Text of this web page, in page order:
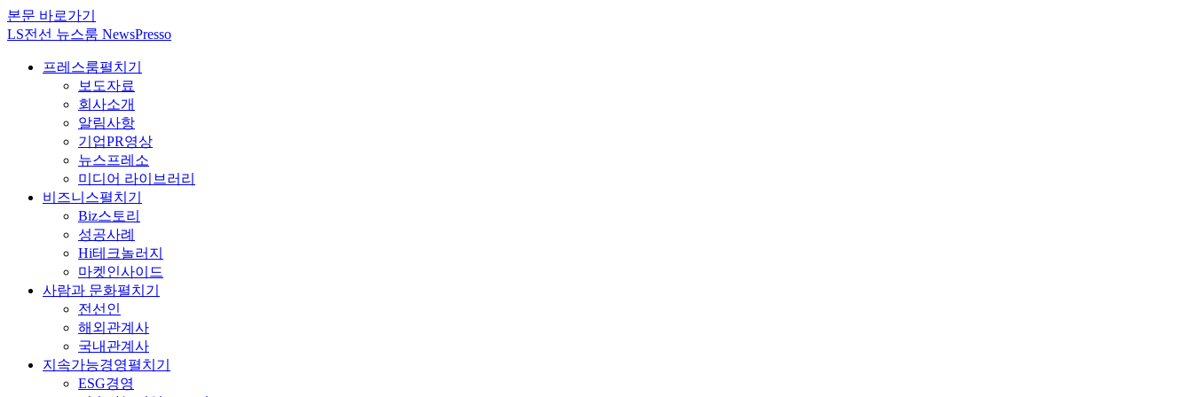
본문 바로가기
LS전선 뉴스룸 NewsPresso
프레스룸펼치기
보도자료
회사소개
알림사항
기업PR영상
뉴스프레소
미디어 라이브러리
비즈니스펼치기
Biz스토리
성공사례
Hi테크놀러지
마켓인사이드
사람과 문화펼치기
전선인
해외관계사
국내관계사
지속가능경영펼치기
ESG경영